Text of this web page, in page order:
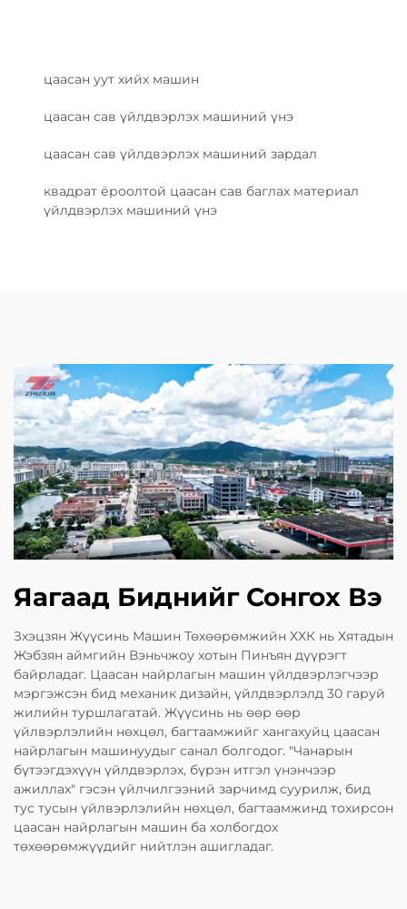
цаасан уут хийх машин
цаасан сав үйлдвэрлэх машиний үнэ
цаасан сав үйлдвэрлэх машиний зардал
квадрат ёроолтой цаасан сав баглах материал
үйлдвэрлэх машиний үнэ
Яагаад Биднийг Сонгох Вэ
Зхэцзян Жүүсинь Машин Төхөөрөмжийн ХХК нь Хятадын
Жэбзян аймгийн Вэньчжоу хотын Пинъян дүүрэгт
байрладаг. Цаасан найрлагын машин үйлдвэрлэгчээр
мэргэжсэн бид механик дизайн, үйлдвэрлэлд 30 гаруй
жилийн туршлагатай. Жүүсинь нь өөр өөр
үйлвэрлэлийн нөхцөл, багтаамжийг хангахуйц цаасан
найрлагын машинуудыг санал болгодог. "Чанарын
бүтээгдэхүүн үйлдвэрлэх, бүрэн итгэл үнэнчээр
ажиллах" гэсэн үйлчилгээний зарчимд суурилж, бид
тус тусын үйлвэрлэлийн нөхцөл, багтаамжинд тохирсон
цаасан найрлагын машин ба холбогдох
төхөөрөмжүүдийг нийтлэн ашигладаг.